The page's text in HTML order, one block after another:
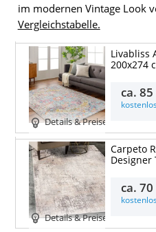
im modernen Vintage Look
Vergleichstabelle.
Details & Preise
Livabliss
200x274
ca.85
Details & Preise
Carpeto
Designer
ca.70